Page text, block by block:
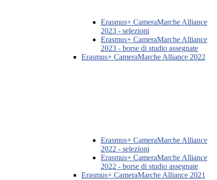
Erasmus+ CameraMarche Alliance
2023 - selezioni
Erasmus+ CameraMarche Alliance
2023 - borse di studio assegnate
Erasmus+ CameraMarche Alliance 2022
Erasmus+ CameraMarche Alliance
2022 - selezioni
Erasmus+ CameraMarche Alliance
2022 - borse di studio assegnate
Erasmus+ CameraMarche Alliance 2021